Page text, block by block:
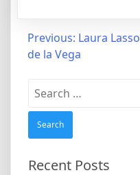
Post
navigation
Previous: Laura Lasso
de la Vega
Search
for:
Recent Posts